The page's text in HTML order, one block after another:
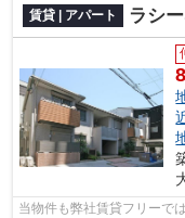
賃貸 | アパート ラシ
当物件も弊社賃貸フリーで